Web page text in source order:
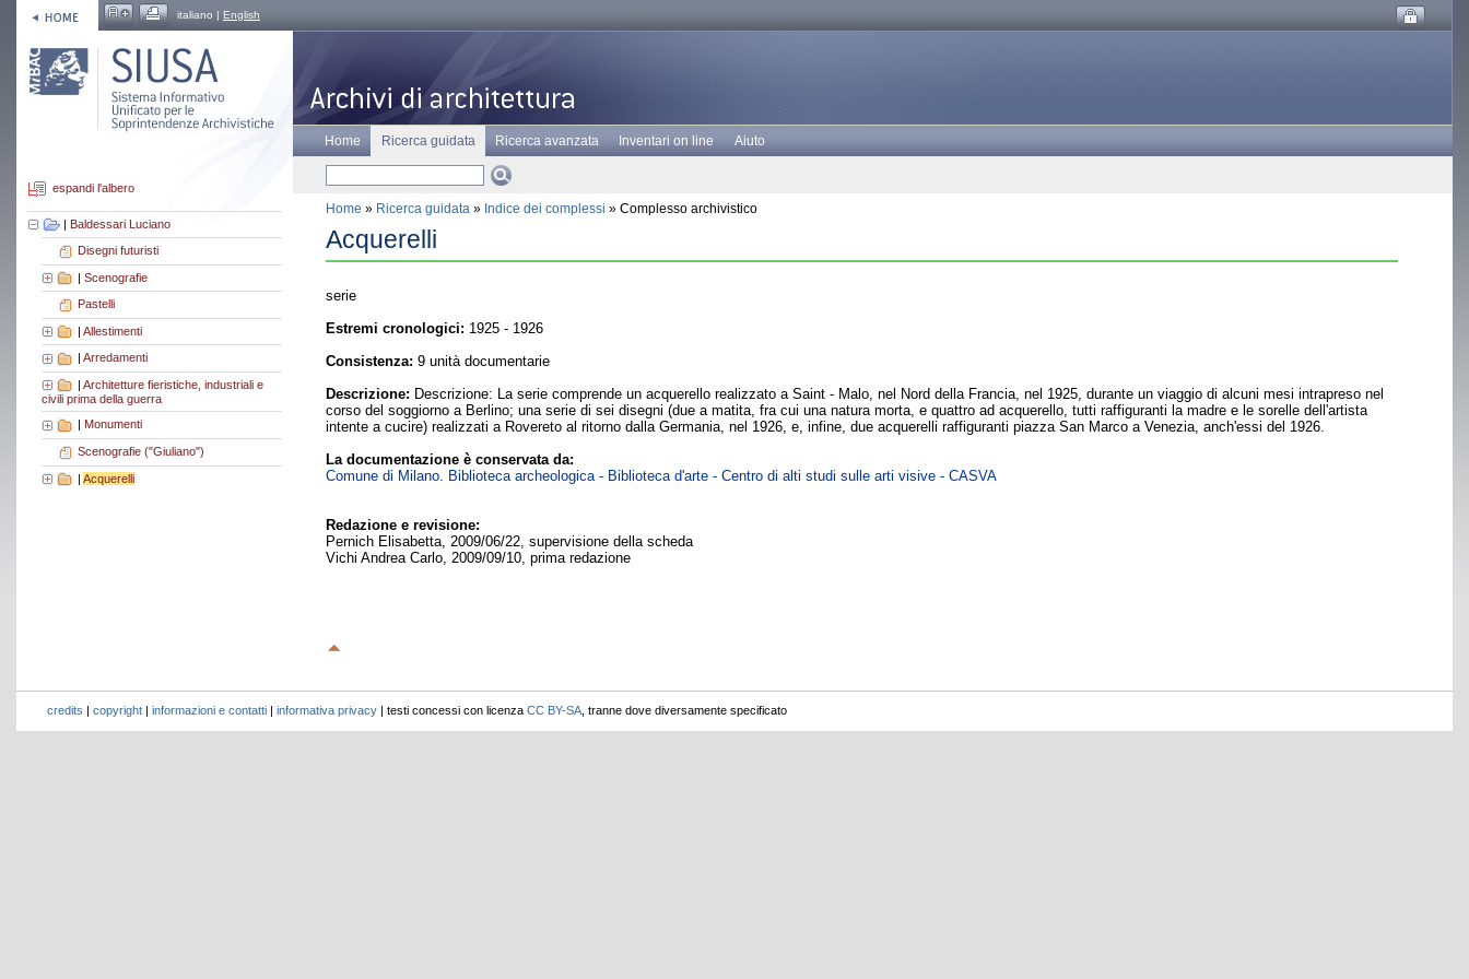
italiano | English
espandi l'albero
| Baldessari Luciano
Disegni futuristi
| Scenografie
Pastelli
| Allestimenti
Arredamenti
| Architetture fieristiche, industriali e
civili prima della guerra
Monumenti
Scenografie ("Giuliano")
| Acquerelli
Home Ricerca guidata Ricerca avanzata Inventari on line Aiuto
Home » Ricerca guidata » Indice dei complessi » Complesso archivistico
Acquerelli
serie
Estremi cronologici: 1925 - 1926
Consistenza: 9 unità documentarie
Descrizione: Descrizione: La serie comprende un acquerello realizzato a Saint - Malo, nel Nord della Francia, nel 1925, durante un viaggio di alcuni mesi intrapreso nel
corso del soggiorno a Berlino; una serie di sei disegni (due a matita, fra cui una natura morta, e quattro ad acquerello, tutti raffiguranti la madre e le sorelle dell'artista
intente a cucire) realizzati a Rovereto al ritorno dalla Germania, nel 1926, e, infine, due acquerelli raffiguranti piazza San Marco a Venezia, anch'essi del 1926.
La documentazione è conservata da:
Comune di Milano. Biblioteca archeologica - Biblioteca d'arte - Centro di alti studi sulle arti visive - CASVA
Redazione e revisione:
Pernich Elisabetta, 2009/06/22, supervisione della scheda
Vichi Andrea Carlo, 2009/09/10, prima redazione
credits copyright informazioni e contatti informativa privacy | testi concessi con licenza CC BY-SA , tranne dove diversamente specificato